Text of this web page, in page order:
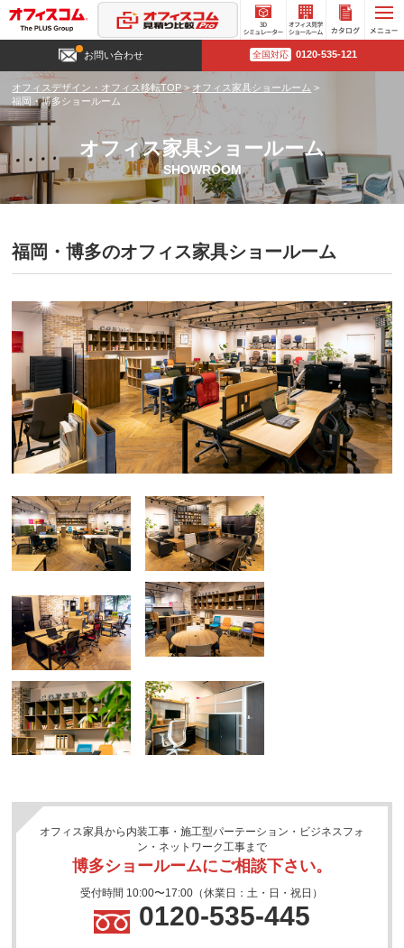
3D
シミュ
ー
オフィ
ス見学
ルーム
お問い合わせ 全国対応 0120-535-121
オフィスデザイン・オフィス移転TOP>オフィス家具ショールーム >
福岡・博多ショールーム
オフィス家具ショールーム
SHOWROOM
福岡・博多のオフィス家具ショールーム
オフィス家具から内装工事・施工型パーテーション・ビジネスフォ
ン・ネットワーク工事まで
博多ショールームにご相談下さい。
受付時間 10:00〜17:00（休業日：土・日・祝日）
0120-535-445